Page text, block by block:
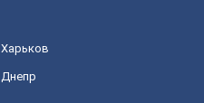
Харьков
Днепр